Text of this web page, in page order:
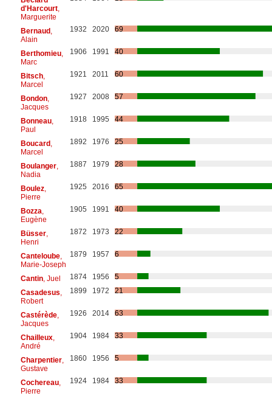
d'Harcourt,
Marguerite
Bernaud,
Alain
1932 2020 69
Berthomieu,
Marc
1906 1991 40
Bitsch,
Marcel
1921 2011 60
Bondon,
Jacques
1927 2008 57
Bonneau,
Paul
1918 1995 44
Boucard,
Marcel
1892 1976 25
Boulanger,
Nadia
1887 1979 28
Boulez,
Pierre
1925 2016 65
Bozza
Eugène
1905 1991 40
Büsser,
Henri
1872 1973 22
Canteloube,
Marie-Joseph
1879 1957 6
Cantin, Juel 1874 1956
5
Casadesus
Robert
1899 1972 21
Castérède,
Jacques
1926 2014 63
Chailleux,
André
1904 1984 33
Charpentier,
Gustave
1860 1956 5
Cochereau,
Pierre
1924 1984 33